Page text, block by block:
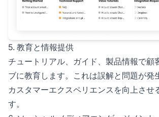
5. 教育と情報提供
チュートリアル、ガイド、製品情報で顧
ブに教育します。これは誤解と問題が発
カスタマーエクスペリエンスを向上させ
す。